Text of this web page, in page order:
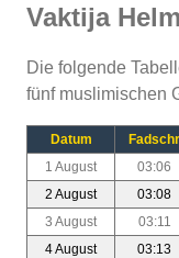
Vaktija
Die folgende
fünf muslimischen
Datum Fadschr
1 August
03:06
2 August
03:08
3 August
03:11
4 August
03:13